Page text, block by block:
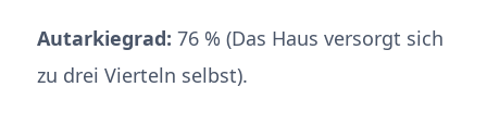
Autarkiegrad: 76 % (Das Haus versorgt sich
zu drei Vierteln selbst).